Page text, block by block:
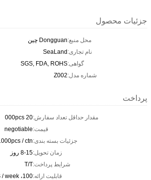
جزئیات محصول
محل منبع:Dongguan چین
نام تجاری:SeaLand
گواهی:SGS, FDA, ROHS
شماره مدل:Z002
پرداخت
مقدار حداقل تعداد سفارش:20 000pcs
قیمت:negotiable
جزئیات بسته بندی:/ ctn
زمان تحویل:8-15 روز
شرایط پرداخت:T/T
قابلیت ارائه:100، 000PCS / week